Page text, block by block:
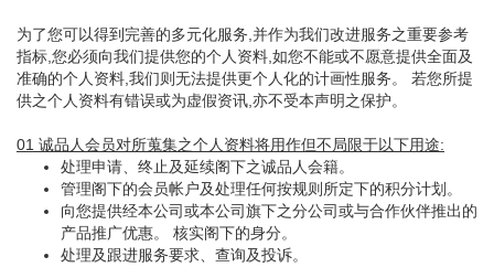
为了您可以得到完善的多元化服务,并作为我们改进服务之重要参考
指标,您必须向我们提供您的个人资料,如您不能或不愿意提供全面及
准确的个人资料,我们则无法提供更个人化的计画性服务。 若您所提
供之个人资料有错误或为虚假资讯,亦不受本声明之保护。
01 诚品人会员对所蒐集之个人资料将用作但不局限于以下用途:
处理申请、终止及延续阁下之诚品人会籍。
管理阁下的会员帐户及处理任何按规则所定下的积分计划。
向您提供经本公司或本公司旗下之分公司或与合作伙伴推出的
产品推广优惠。 核实阁下的身分。
处理及跟进服务要求、查询及投诉。